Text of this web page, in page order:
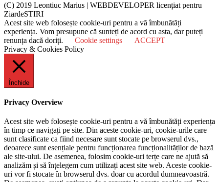
(C) 2019 Leontiuc Marius | WEBDEVELOPER licențiat pentru
ZiardeSTIRI
Acest site web folosește cookie-uri pentru a vă îmbunătăți
experiența. Vom presupune că sunteți de acord cu asta, dar puteți
renunța dacă doriți.
Cookie settings
ACCEPT
Privacy & Cookies Policy
Închide
Privacy Overview
Acest site web folosește cookie-uri pentru a vă îmbunătăți experiența
în timp ce navigați pe site. Din aceste cookie-uri, cookie-urile care
sunt clasificate ca fiind necesare sunt stocate pe browserul dvs.,
deoarece sunt esențiale pentru funcționarea funcționalităților de bază
ale site-ului. De asemenea, folosim cookie-uri terțe care ne ajută să
analizăm și să înțelegem cum utilizați acest site web. Aceste cookie-
uri vor fi stocate în browserul dvs. doar cu acordul dumneavoastră.